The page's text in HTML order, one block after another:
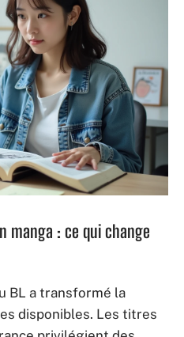
manga : ce qui change
BL a transformé la
disponibles. Les titres